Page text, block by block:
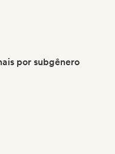
por subgênero